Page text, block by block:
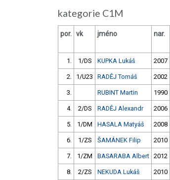
kategorie C1M
por. vk jméno nar.
1. 1/DS KUPKA Lukáš 2007
2. 1/U23 RADĚJ Tomáš 2002
3. RUBINT Martin 1990
4. 2/DS RADĚJ Alexandr 2006
5. 1/DM HASALA Matyáš 2008
6. 1/ZS ŠAMÁNEK Filip 2010
7. 1/ZM BASARABA Albert 2012
8. 2/ZS NEKUDA Lukáš 2010